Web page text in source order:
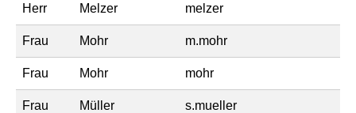
Herr Melzer melzer
Frau Mohr m.mohr
Frau Mohr mohr
Frau Müller s.mueller